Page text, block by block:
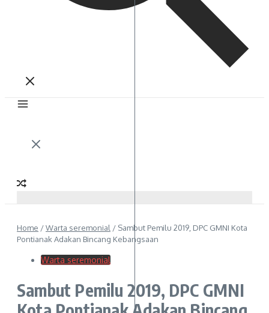
Home /Warta seremonial / Sambut Pemilu 2019, DPC GMNI Kota
Pontianak Adakan Bincang Kebangsaan
Warta seremonial
Sambut Pemilu 2019, DPC GMNI